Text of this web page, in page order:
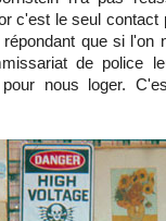
c'est le seul contact
que si l'on
de police
nous loger.